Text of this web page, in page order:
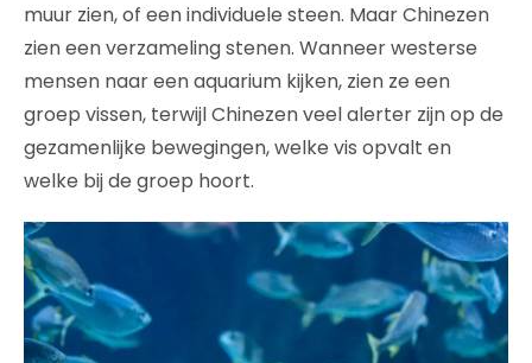
muur zien, of een individuele steen. Maar Chinezen
zien een verzameling stenen. Wanneer westerse
mensen naar een aquarium kijken, zien ze een
groep vissen, terwijl Chinezen veel alerter zijn op de
gezamenlijke bewegingen, welke vis opvalt en
welke bij de groep hoort.